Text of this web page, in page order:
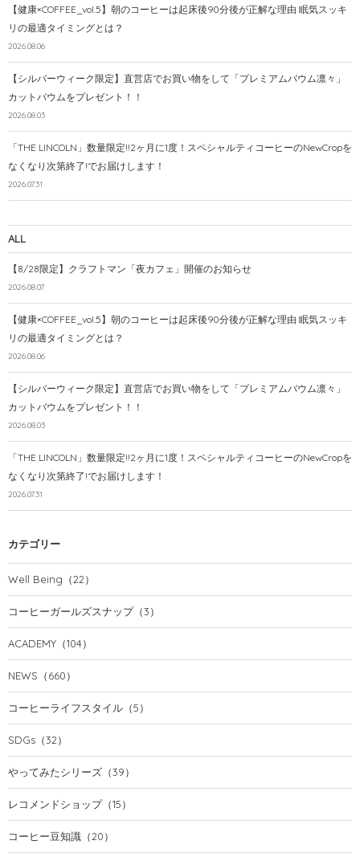
【健康×COFFEE_vol.5】朝のコーヒーは起床後90分後が正解な理由 眠気スッキ
リの最適タイミングとは？
2026.08.06
【シルバーウィーク限定】直営店でお買い物をして「プレミアムバウム凛々」
カットバウムをプレゼント！！
2026.08.03
「THE LINCOLN」数量限定!!2ヶ月に1度！スペシャルティコーヒーのNewCropを
なくなり次第終了!でお届けします！
2026.07.31
ALL
【8/28限定】クラフトマン「夜カフェ」開催のお知らせ
2026.08.07
【健康×COFFEE_vol.5】朝のコーヒーは起床後90分後が正解な理由 眠気スッキ
リの最適タイミングとは？
2026.08.06
【シルバーウィーク限定】直営店でお買い物をして「プレミアムバウム凛々」
カットバウムをプレゼント！！
2026.08.03
「THE LINCOLN」数量限定!!2ヶ月に1度！スペシャルティコーヒーのNewCropを
なくなり次第終了!でお届けします！
2026.07.31
カテゴリー
Well Being （22）
コーヒーガールズスナップ（3）
ACADEMY （104）
NEWS （660）
コーヒーライフスタイル （5）
SDGs （32）
やってみたシリーズ （39）
レコメンドショップ（15）
コーヒー豆知識 （20）